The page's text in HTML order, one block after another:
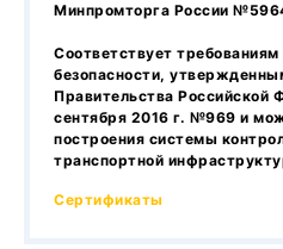
Минпромторга России
Соответствует
безопасности,
Правительства Российской
сентября 2016 г. №969 и
построения системы
транспортной
Сертификаты